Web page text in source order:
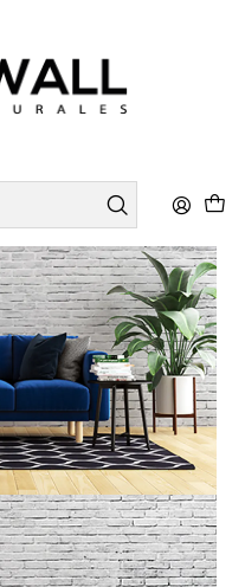
LADRILLOS